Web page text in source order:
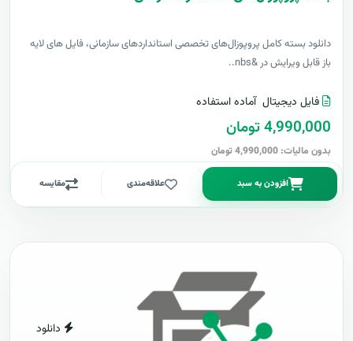
دانلود بسته کامل پروپوزال‌های تخصصی استانداردهای سازمانی، فایل های لایه
باز قابل ویرایش در &nbs..
فایل دیجیتال آماده استفاده
4,990,000 تومان
بدون مالیات: 4,990,000 تومان
افزودن به سبد علاقه‌مندی مقایسه
دانلود